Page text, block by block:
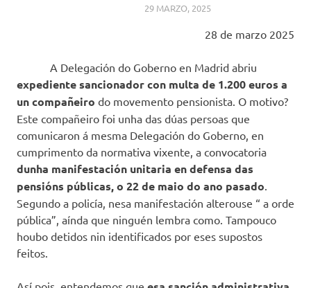
29 MARZO, 2025
POLEIRO ALLEO
28 de marzo 2025
A Delegación do Goberno en Madrid abriu
expediente sancionador con multa de 1.200 euros a
un compañeiro do movemento pensionista. O motivo?
Este compañeiro foi unha das dúas persoas que
comunicaron á mesma Delegación do Goberno, en
cumprimento da normativa vixente, a convocatoria
dunha manifestación unitaria en defensa das
pensións públicas, o 22 de maio do ano pasado.
Segundo a policía, nesa manifestación alterouse “ a orde
pública”, aínda que ninguén lembra como. Tampouco
houbo detidos nin identificados por eses supostos
feitos.